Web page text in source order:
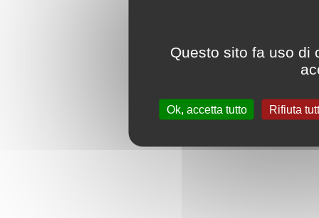
Questo sito fa uso di
Ok, accetta tutto Rifiuta